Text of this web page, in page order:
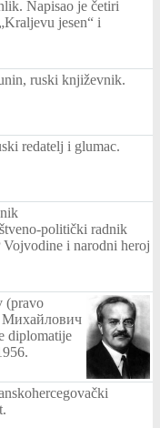
Napisao je četiri
jesen“ i
ruski književnik.
redatelj i glumac.
politički radnik
i narodni heroj
(pravo
Михайлович
diplomatije